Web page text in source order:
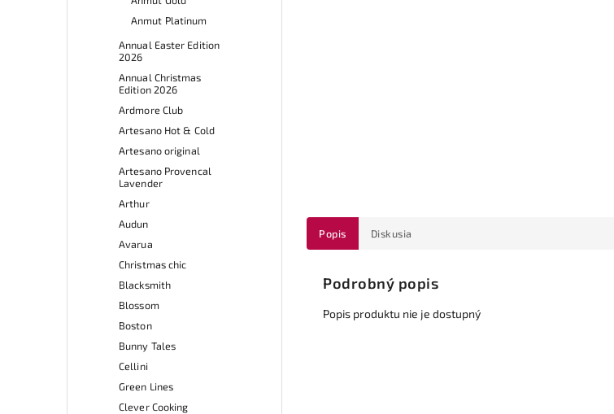
Anmut Platinum
Annual Easter Edition
2026
Annual Christmas
Edition 2026
Ardmore Club
Artesano Hot & Cold
Artesano original
Artesano Provencal
Lavender
Arthur
Audun
Avarua
Christmas chic
Blacksmith
Blossom
Boston
Bunny Tales
Cellini
Green Lines
Clever Cooking
Popis Diskusia
Podrobný popis
Popis produktu nie je dostupný